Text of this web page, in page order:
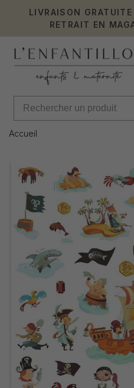
LIVRAISON
RETRAIT EN
Accueil